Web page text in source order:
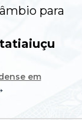
para
em